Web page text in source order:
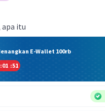
itu
E-Wallet 100rb
:01 :51